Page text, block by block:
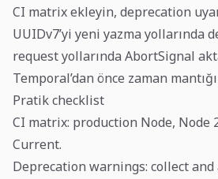
CI matrix ekleyin, deprecation
UUIDv7’yi yeni yazma yollarında
request yollarında AbortSignal
Temporal’dan önce zaman
Pratik checklist
CI matrix: production Node, Node
Current.
Deprecation warnings: collect and